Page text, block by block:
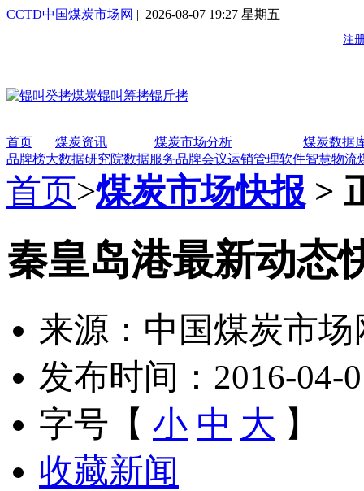
CCTD中国煤炭市场网 | 2026-08-07 19:27 星期五
首页 煤炭资讯 煤炭市场分析
煤炭数据
品牌榜大数据研究院数据服务品牌会议运销管理软件智慧物流
首页>煤炭市场快报 >
秦皇岛港最新动态
来源：中国煤炭市场
发布时间：2016-04-
字号【 小 中 大 】
收藏新闻